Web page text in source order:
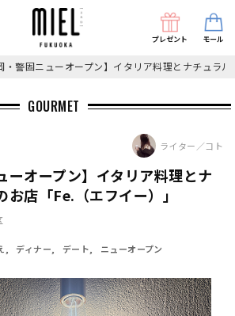
プレゼント モール
・警固ニューオープン】イタリア料理とナチュラ
GOURMET
ライター／コト
ーオープン】イタリア料理とナ
お店「Fe.（エフイー）」
ディナー デート ニューオープン